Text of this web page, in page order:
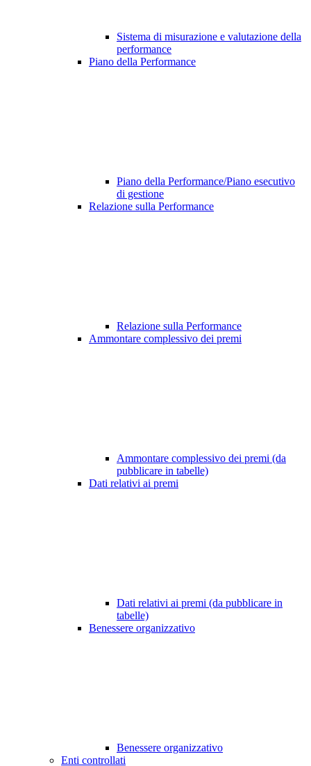
Sistema di misurazione e valutazione della
performance
Piano della Performance
Piano della Performance/Piano esecutivo
di gestione
Relazione sulla Performance
Relazione sulla Performance
Ammontare complessivo dei premi
Ammontare complessivo dei premi (da
pubblicare in tabelle)
Dati relativi ai premi
Dati relativi ai premi (da pubblicare in
tabelle)
Benessere organizzativo
Benessere organizzativo
Enti controllati